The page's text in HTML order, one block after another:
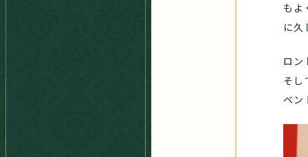
もよ
に
ロン
そし
ベン